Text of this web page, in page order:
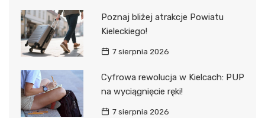
Poznaj bliżej atrakcje Powiatu
Kieleckiego!
7 sierpnia 2026
Cyfrowa rewolucja w Kielcach: PUP
na wyciągnięcie ręki!
7 sierpnia 2026